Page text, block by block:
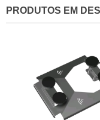
PRODUTOS EM